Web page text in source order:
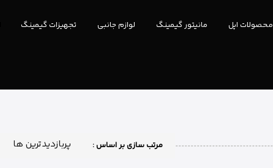
محصولات اپل مانیتور گیمینگ لوازم جانبی تجهیزات گیمینگ
مرتب سازی بر اساس : پربازدیدترین ها